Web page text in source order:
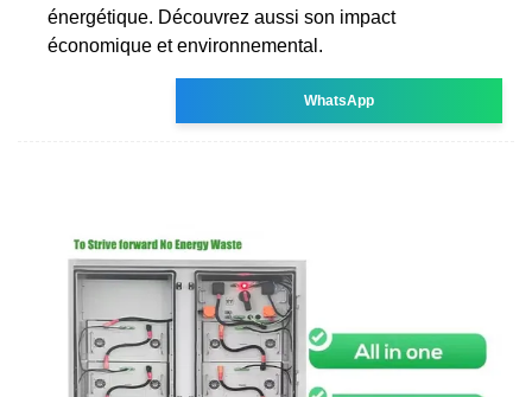
énergétique. Découvrez aussi son impact
économique et environnemental.
WhatsApp